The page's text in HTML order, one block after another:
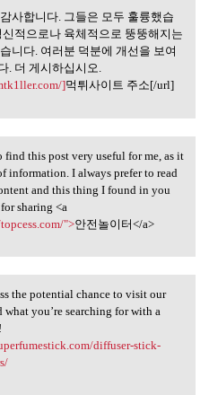
감사합니다. 그들은
했습니다.
사합니다. 그들은 모두 훌륭했습
신적으로나 육체적으로 뚱뚱해지는
니다. 여러분 덕분에 개선을 보여
. 더 게시하십시오.
]먹튀사이트 주소[/url]
find this post
find this post very useful for me, as it
information. I always prefer to read
and this thing I found in you
sharing <a
">안전놀이터</a>
the potential
the potential chance to visit our
what you’re searching for with a
diffuser-stick-